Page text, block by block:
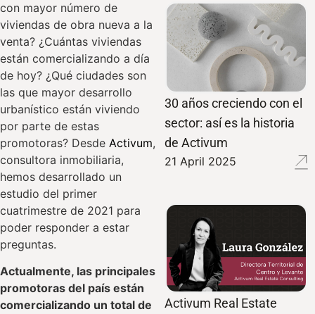
con mayor número de
viviendas de obra nueva a la
venta? ¿Cuántas viviendas
están comercializando a día
de hoy? ¿Qué ciudades son
las que mayor desarrollo
urbanístico están viviendo
por parte de estas
promotoras? Desde Activum,
consultora inmobiliaria,
hemos desarrollado un
estudio del primer
cuatrimestre de 2021 para
poder responder a estar
preguntas.
Actualmente, las principales
promotoras del país están
comercializando un total de
30 años creciendo con el
sector: así es la historia
de Activum
21 April 2025
Activum Real Estate